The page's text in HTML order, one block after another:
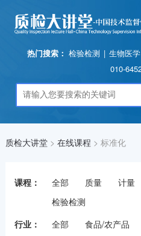
热门搜索： 检验检测 | 生物医学
010-
质检大讲堂> 在线课程 > 标准化
课程： 全部 质量 计量
检验检测
行业：
全部 食品/农产品